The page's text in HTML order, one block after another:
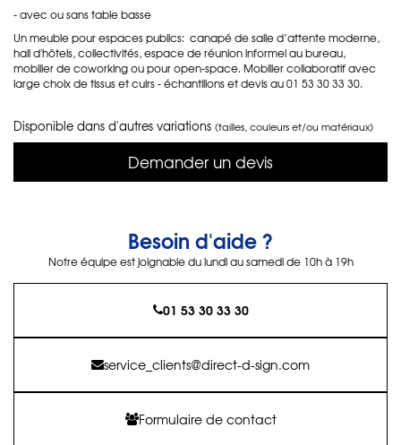
- avec ou sans table basse
Un meuble pour espaces publics: canapé de salle d’attente moderne,
hall d'hôtels, collectivités, espace de réunion informel au bureau,
mobilier de coworking ou pour open-space. Mobilier collaboratif avec
large choix de tissus et cuirs - échantillons et devis au 01 53 30 33 30.
Disponible dans d'autres variations (tailles, couleurs et/ou matériaux)
Demander un devis
Besoin d'aide ?
Notre équipe est joignable du lundi au samedi de 10h à 19h
01 53 30 33 30
service_clients@direct-d-sign.com
Formulaire de contact